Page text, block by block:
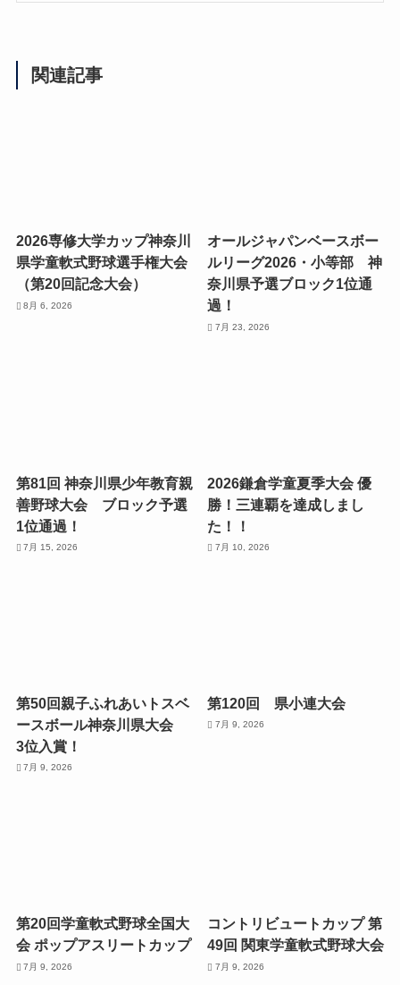
関連記事
2026専修大学カップ神奈川
県学童軟式野球選手権大会
（第20回記念大会）
8月 6, 2026
オールジャパンベースボー
ルリーグ2026・小等部 神
奈川県予選ブロック1位通
過！
7月 23, 2026
第81回 神奈川県少年教育親
善野球大会 ブロック予選
1位通過！
7月 15, 2026
2026鎌倉学童夏季大会 優
勝！三連覇を達成しまし
た！！
7月 10, 2026
第50回親子ふれあいトスベ
ースボール神奈川県大会
3位入賞！
7月 9, 2026
第120回 県小連大会
7月 9, 2026
第20回学童軟式野球全国大
会 ポップアスリートカップ
7月 9, 2026
コントリビュートカップ 第
49回 関東学童軟式野球大会
7月 9, 2026